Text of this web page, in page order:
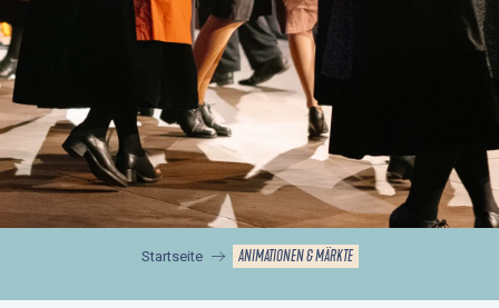
Startseite ANIMATIONEN & MÄRKTE